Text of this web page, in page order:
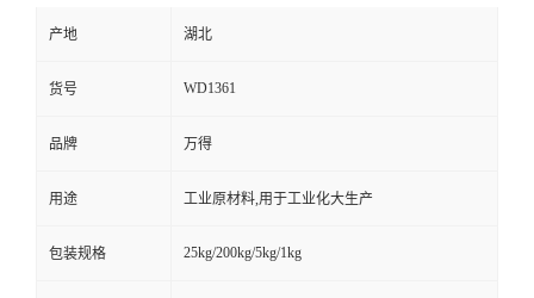
产地 湖北
货号 WD1361
品牌 万得
用途 工业原材料,用于工业化大生产
包装规格 25kg/200kg/5kg/1kg